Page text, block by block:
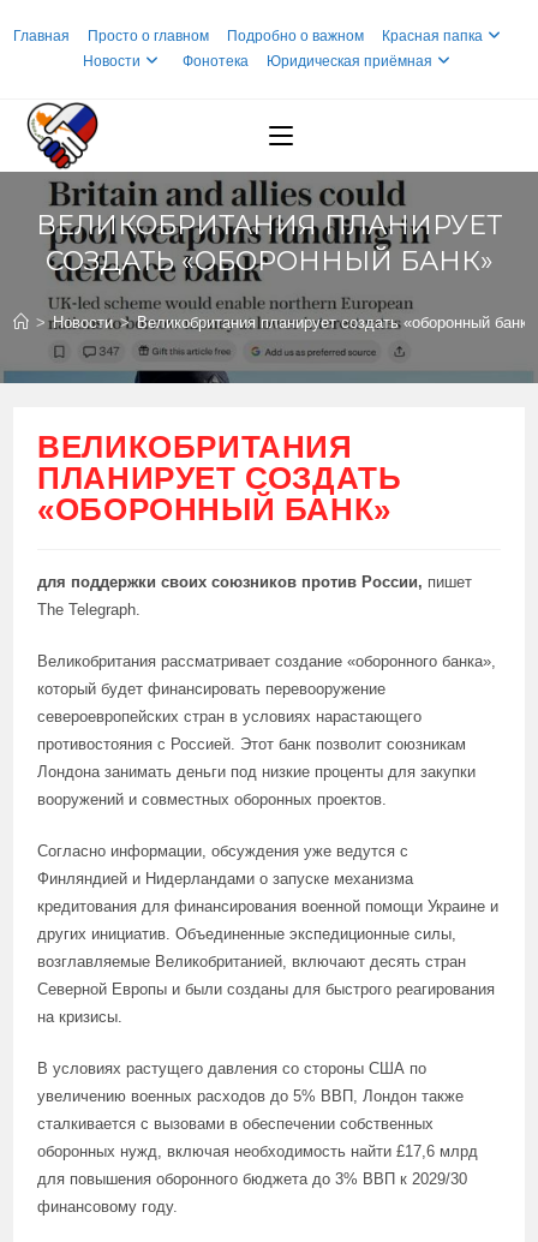
Главная Просто о главном Подробно о важном
Красная папка
Новости
Фонотека Юридическая приёмная
ВЕЛИКОБРИТАНИЯ ПЛАНИРУЕТ
СОЗДАТЬ «ОБОРОННЫЙ БАНК»
> Новости > Великобритания планирует создать «оборонный банк»
ВЕЛИКОБРИТАНИЯ
ПЛАНИРУЕТ СОЗДАТЬ
«ОБОРОННЫЙ БАНК»
для поддержки своих союзников против России, пишет
The Telegraph.
Великобритания рассматривает создание «оборонного банка»,
который будет финансировать перевооружение
североевропейских стран в условиях нарастающего
противостояния с Россией. Этот банк позволит союзникам
Лондона занимать деньги под низкие проценты для закупки
вооружений и совместных оборонных проектов.
Согласно информации, обсуждения уже ведутся с
Финляндией и Нидерландами о запуске механизма
кредитования для финансирования военной помощи Украине и
других инициатив. Объединенные экспедиционные силы,
возглавляемые Великобританией, включают десять стран
Северной Европы и были созданы для быстрого реагирования
на кризисы.
В условиях растущего давления со стороны США по
увеличению военных расходов до 5% ВВП, Лондон также
сталкивается с вызовами в обеспечении собственных
оборонных нужд, включая необходимость найти £17,6 млрд
для повышения оборонного бюджета до 3% ВВП к 2029/30
финансовому году.